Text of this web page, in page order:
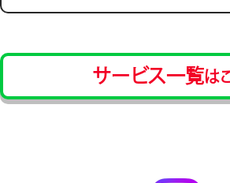
サービス一覧は